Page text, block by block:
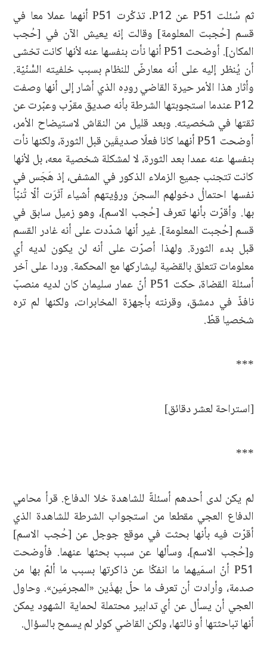
ثم سُئلت P51 عن P12. تذكّرت P51 أنهما عملا معا في
قسم [حُجبت المعلومة] وقالت إنه يعيش الآن في [حُجب
المكان]. أوضحت P51 أنها نأت بنفسها عنه لأنها كانت تخشى
أن يُنظر إليه على أنه معارضٌ للنظام بسبب خلفيته السُّنّيّة.
وأثار هذا الأمر حيرة القاضي رودِه الذي أشار إلى أنها وصفت
P12 عندما استجوبتها الشرطة بأنه صديق مقرّب وعبّرت عن
ثقتها في شخصيته. وبعد قليل من النقاش لاستيضاح الأمر،
أوضحت P51 أنهما كانا فعلًا صديقَين قبل الثورة، ولكنها نأت
بنفسها عنه عمدا بعد الثورة، لا لمشكلة شخصية معه، بل لأنها
كانت تتجنب جميع الزملاء الذكور في المشفى، إذ هَجَس في
نفسها احتمالُ دخولهم السجنَ ورؤيتهم أشياء آثَرَت ألّا تُنبّأ
بها. وأقرّت بأنها تعرف [حُجب الاسم]، وهو زميل سابق في
قسم [حُجبت المعلومة]. غير أنها شدّدت على أنه غادر القسم
قبل بدء الثورة. ولهذا أصرّت على أنه لن يكون لديه أي
معلومات تتعلق بالقضية ليشاركها مع المحكمة. وردا على آخر
أسئلة القضاة، حكت P51 أنّ عمار سليمان كان لديه منصبٌ
نافذٌ في دمشق، وقرنته بأجهزة المخابرات، ولكنها لم تره
شخصيا قطّ.
***
[استراحة لعشر دقائق]
***
لم يكن لدى أحدهم أسئلةٌ للشاهدة خلا الدفاع. قرأ محامي
الدفاع العجي مقطعا من استجواب الشرطة للشاهدة الذي
أقرّت فيه بأنها بحثت في موقع جوجل عن [حُجب الاسم]
و[حُجب الاسم]، وسألها عن سبب بحثها عنهما. فأوضحت
P51 أنّ اسمَيهما ما انفكّا عن ذاكرتها بسبب ما ألمّ بها من
صدمة، وأرادت أن تعرف ما حلّ بهذَين «المجرمَين». وحاول
العجي أن يسأل عن أي تدابير محتملة لحماية الشهود يمكن
أنها تباحثتها أو نالتها، ولكن القاضي كولر لم يسمح بالسؤال.